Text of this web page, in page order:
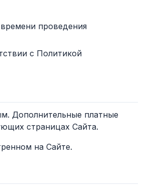
проведения
с Политикой
Дополнительные платные
страницах Сайта.
на Сайте.